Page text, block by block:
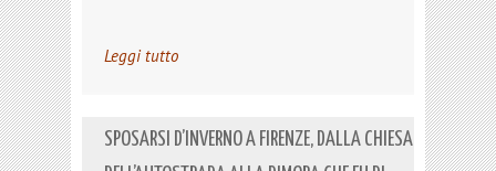
Leggi tutto
SPOSARSI D’INVERNO A FIRENZE, DALLA CHIESA